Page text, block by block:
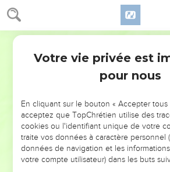
NE MANQUEZ PAS
DE L’ANNÉE
ET SI LEURS ERREURS POUVAIENT
VOTRES ?
Votre vie privée est
pour nous
En cliquant sur le bouton « Accepter tous
acceptez que TopChrétien utilise des
cookies ou l'identifiant unique de votre
traite vos données à caractère personnel
données de navigation et les
votre compte utilisateur) dans les buts